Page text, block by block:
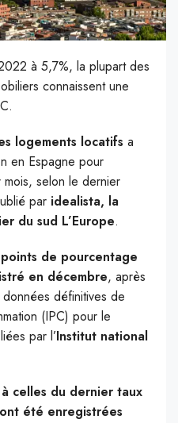
à 5,7%, la plupart des
connaissent une
logements locatifs a
en Espagne pour
selon le dernier
par idealista, la
du sud L’Europe.
de pourcentage
en décembre, après
définitives de
(IPC) pour le
par l’Institut national
celles du dernier taux
été enregistrées